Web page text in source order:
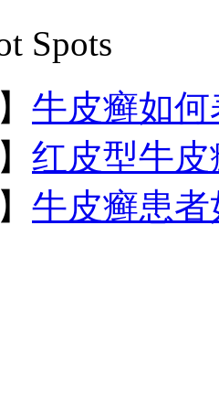
Spots
牛皮癣如
红皮型牛
牛皮癣患